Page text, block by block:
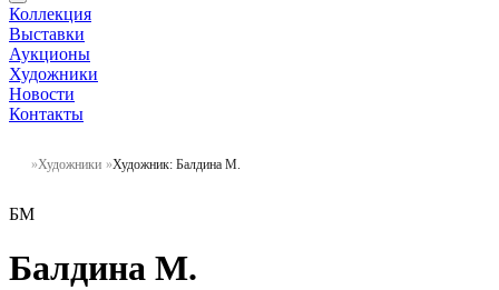
Коллекция
Выставки
Аукционы
Художники
Новости
Контакты
Художники Художник: Балдина М.
БМ
Балдина М.